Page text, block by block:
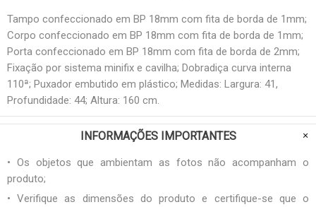
Tampo confeccionado em BP 18mm com fita de borda de 1mm;
Corpo confeccionado em BP 18mm com fita de borda de 1mm;
Porta confeccionado em BP 18mm com fita de borda de 2mm;
Fixação por sistema minifix e cavilha; Dobradiça curva interna
110ª; Puxador embutido em plástico; Medidas: Largura: 41,
Profundidade: 44; Altura: 160 cm.
INFORMAÇÕES IMPORTANTES
• Os objetos que ambientam as fotos não acompanham o
produto;
• Verifique as dimensões do produto e certifique-se que o